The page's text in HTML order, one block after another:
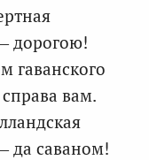
дорогою!
гаванского
вам.
да саваном!